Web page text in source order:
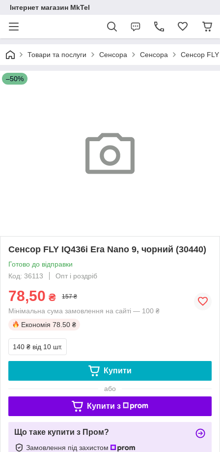
Інтернет магазин MkTel
Товари та послуги Сенсора Сенсора Сенсор
–50%
Сенсор FLY IQ436i Era Nano 9, чорний (30440)
Готово до відправки
Код: 36113
Опт і роздріб
78,50 ₴ 157 ₴
Мінімальна сума замовлення на сайті — 100 ₴
Економія 78.50 ₴
140 ₴ від 10 шт.
Купити
або
Купити з
Що таке купити з Пром?
Замовлення під захистом